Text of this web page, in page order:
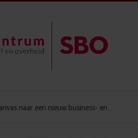
naar een nieuw business- en